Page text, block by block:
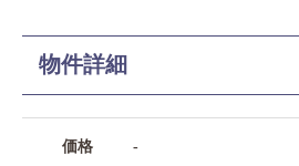
03-6300-7940（本社/保
Contact
物件詳細
価格 -